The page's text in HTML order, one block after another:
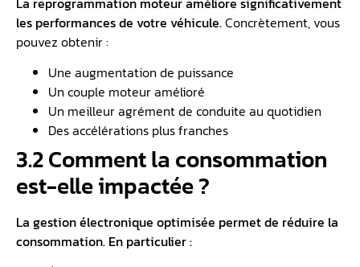
les performances de votre véhicule.Concrètement, vous
pouvez obtenir :
Une augmentation de puissance
Un couple moteur amélioré
Un meilleur agrément de conduite au quotidien
Des accélérations plus franches
3.2 Comment la consommation
est-elle impactée ?
La gestion électronique optimisée permet de réduire la
consommation. En particulier :